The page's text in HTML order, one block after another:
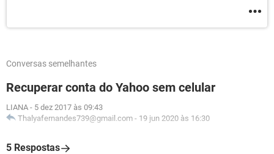
Conversas semelhantes
Recuperar conta do Yahoo sem celular
LIANA - 5 dez 2017 às 09:43
Thalyafernandes739@gmail.com - 19 jun 2020 às 16:30
5 Respostas